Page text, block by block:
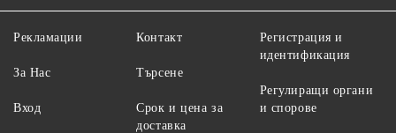
Рекламации
За Нас
Вход
Контакт
Търсене
Срок и цена за
доставка
Регистрация и
идентификация
Регулиращи органи
и спорове